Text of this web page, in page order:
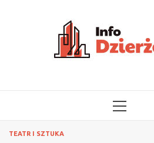
PRIMARY
TEATR I SZTUKA